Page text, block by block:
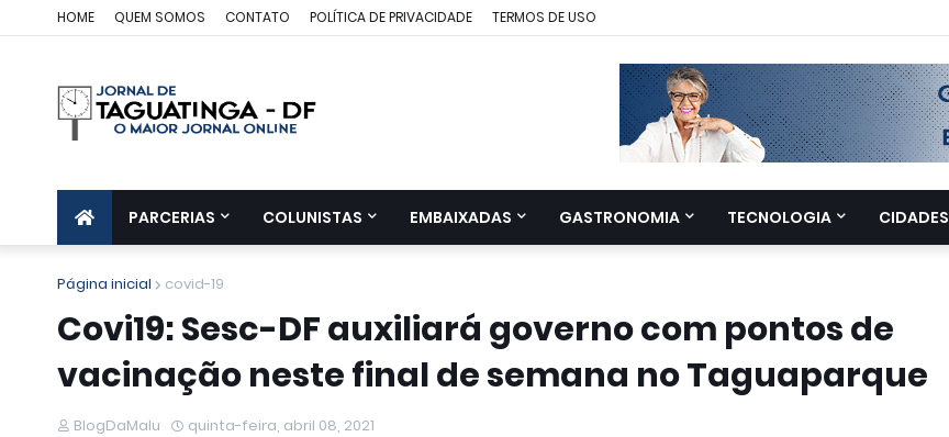
HOME QUEM SOMOS CONTATO POLÍTICA DE PRIVACIDADE TERMOS DE USO
PARCERIAS COLUNISTAS EMBAIXADAS GASTRONOMIA TECNOLOGIA CIDADES
Página inicial covid-19
Covi19: Sesc-DF auxiliará governo com pontos de
vacinação neste final de semana no Taguaparque
BlogDaMalu quinta-feira, abril 08, 2021